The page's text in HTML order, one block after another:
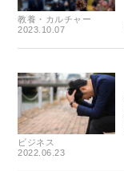
教養・カルチャー
2023.10.07
ビジネス
2022.06.23